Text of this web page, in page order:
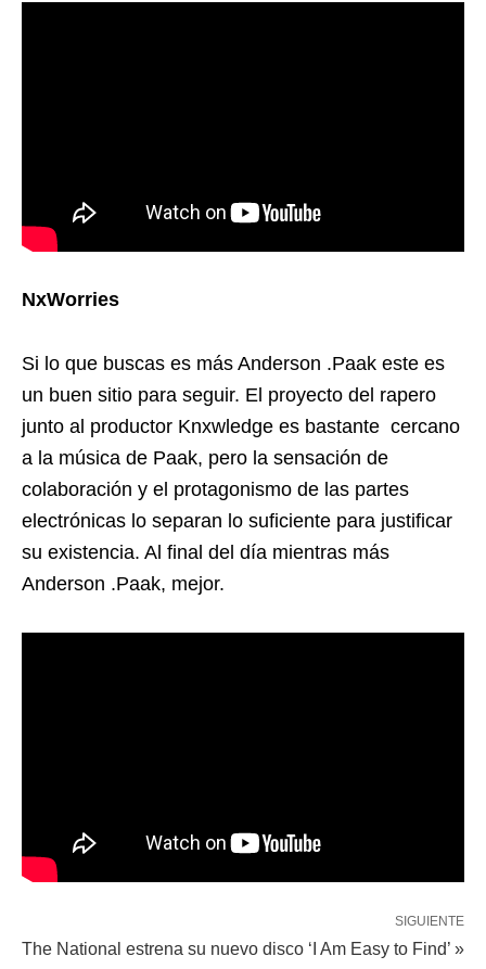
NxWorries
Si lo que buscas es más Anderson .Paak este es
un buen sitio para seguir. El proyecto del rapero
junto al productor Knxwledge es bastante cercano
a la música de Paak, pero la sensación de
colaboración y el protagonismo de las partes
electrónicas lo separan lo suficiente para justificar
su existencia. Al final del día mientras más
Anderson .Paak, mejor.
SIGUIENTE
The National estrena su nuevo disco ‘I Am Easy to Find’ »